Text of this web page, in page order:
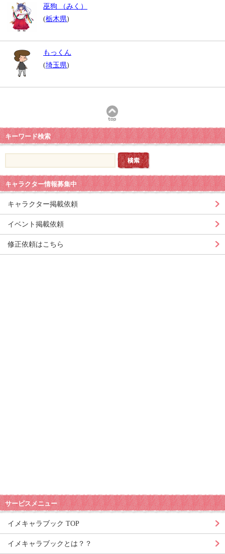
巫狗 （みく）
(栃木県)
もっくん
(埼玉県)
キーワード検索
キャラクター情報募集中
キャラクター掲載依頼
イベント掲載依頼
修正依頼はこちら
サービスメニュー
イメキャラブック TOP
イメキャラブックとは？？